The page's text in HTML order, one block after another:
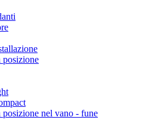
posizione
posizione nel vano - fune